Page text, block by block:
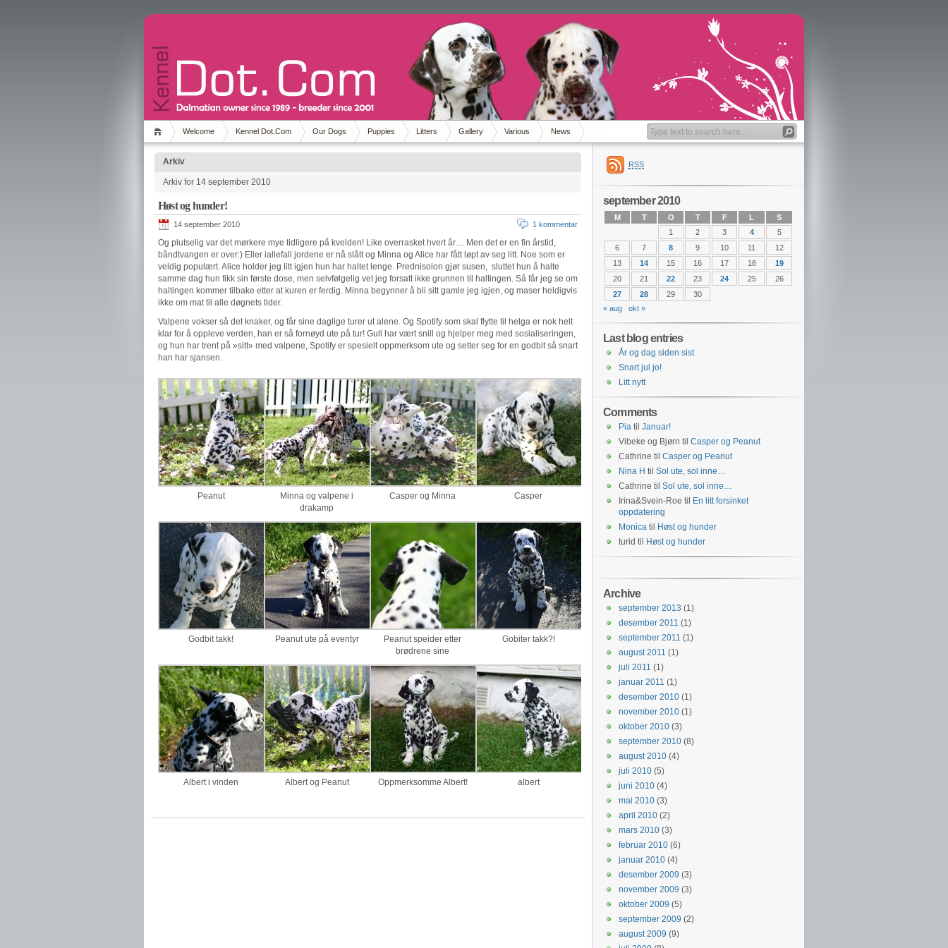
Welcome Kennel Dot.Com Our Dogs Puppies Litters Gallery Various News
Arkiv
Arkiv for 14 september 2010
Høst og hunder!
14 september 2010 1 kommentar
Og plutselig var det mørkere mye tidligere på kvelden! Like overrasket hvert år… Men det er en fin årstid,
båndtvangen er over:) Eller iallefall jordene er nå slått og Minna og Alice har fått løpt av seg litt. Noe som er
veldig populært. Alice holder jeg litt igjen hun har haltet lenge. Prednisolon gjør susen, sluttet hun å halte
samme dag hun fikk sin første dose, men selvfølgelig vet jeg forsatt ikke grunnen til haltingen. Så får jeg se om
haltingen kommer tilbake etter at kuren er ferdig. Minna begynner å bli sitt gamle jeg igjen, og maser heldigvis
ikke om mat til alle døgnets tider.
Valpene vokser så det knaker, og får sine daglige turer ut alene. Og Spotify som skal flytte til helga er nok helt
klar for å oppleve verden, han er så fornøyd ute på tur! Gull har vært snill og hjelper meg med sosialiseringen,
og hun har trent på »sitt» med valpene, Spotify er spesielt oppmerksom ute og setter seg for en godbit så snart
han har sjansen.
Peanut
Minna og valpene i
drakamp
Casper og Minna Casper
Godbit takk! Peanut ute på eventyr
Peanut speider etter
brødrene sine
Gobiter takk?!
Albert i vinden Albert og Peanut Oppmerksomme Albert! albert
RSS
september 2010
M T O T F L
S
1
2 3 4
5
6
7 8 9 10 11
12
13
14 15 16 17 18
19
20
21 22 23 24 25
26
27
28 29
30
« aug
okt »
Last blog entries
År og dag siden sist
Snart jul jo!
Litt nytt
Comments
Pia til Januar!
Vibeke og Bjørn til Casper og Peanut
Cathrine til Casper og Peanut
Nina H til Sol ute, sol inne…
Cathrine til Sol ute, sol inne…
Irina&Svein-Roe til
En litt forsinket
oppdatering
Monica til
Høst og hunder
turid til Høst og hunder
Archive
september 2013 (1)
desember 2011 (1)
september 2011 (1)
august 2011 (1)
juli 2011 (1)
januar 2011 (1)
desember 2010 (1)
november 2010 (1)
oktober 2010 (3)
september 2010 (8)
august 2010 (4)
juli 2010 (5)
juni 2010 (4)
mai 2010 (3)
april 2010 (2)
mars 2010 (3)
februar 2010 (6)
januar 2010 (4)
desember 2009 (3)
november 2009 (3)
oktober 2009 (5)
september 2009 (2)
august 2009 (9)